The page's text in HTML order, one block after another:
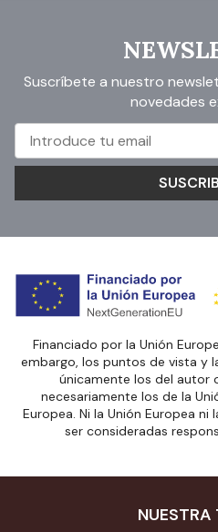
Suscríbete a nuestro
novedades
Financiado por la Unión
embargo, los puntos de vista y
únicamente los del autor
necesariamente los de la
Europea. Ni la Unión Europea
ser consideradas
NUESTRA